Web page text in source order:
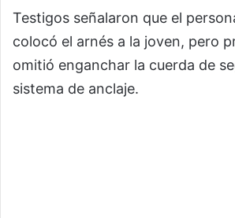
Testigos señalaron que el
colocó el arnés a la joven, pero
omitió enganchar la cuerda de
sistema de anclaje.